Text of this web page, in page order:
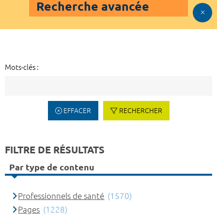
Recherche avancée
Mots-clés :
EFFACER RECHERCHER
FILTRE DE RÉSULTATS
Par type de contenu
Professionnels de santé (1570)
Pages (1228)